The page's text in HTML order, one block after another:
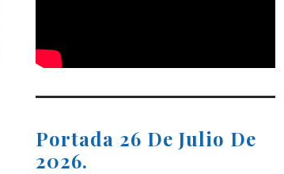
Portada 26 De Julio De
2026.